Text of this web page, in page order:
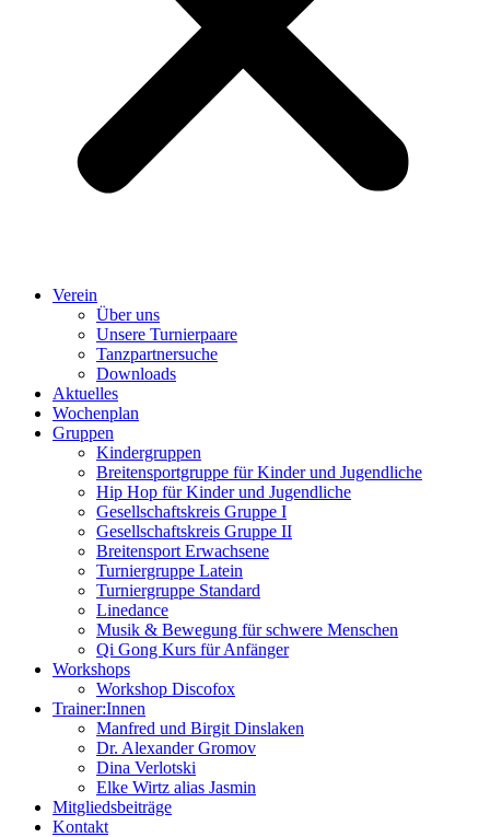
Verein
Über uns
Unsere Turnierpaare
Tanzpartnersuche
Downloads
Aktuelles
Wochenplan
Gruppen
Kindergruppen
Breitensportgruppe für Kinder und Jugendliche
Hip Hop für Kinder und Jugendliche​
Gesellschaftskreis Gruppe I
Gesellschaftskreis Gruppe II
Breitensport Erwachsene
Turniergruppe Latein
Turniergruppe Standard
Linedance
Musik & Bewegung für schwere Menschen​
Qi Gong Kurs für Anfänger
Workshops
Workshop Discofox
Trainer:Innen
Manfred und Birgit Dinslaken
Dr. Alexander Gromov
Dina Verlotski
Elke Wirtz alias Jasmin
Mitgliedsbeiträge
Kontakt